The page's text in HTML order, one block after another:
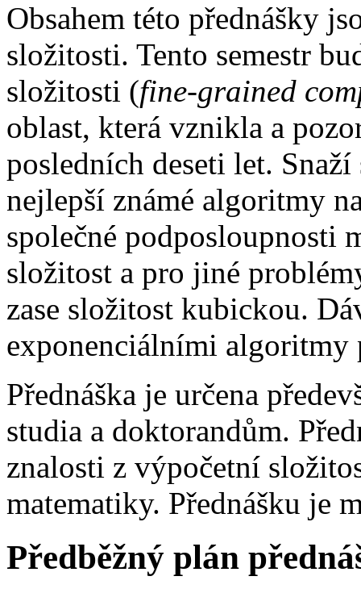
Obsahem této přednášky
složitosti. Tento semestr
složitosti (fine-grained
oblast, která vznikla a
posledních deseti let.
nejlepší známé algoritmy
společné podposloupnosti
složitost a pro jiné
zase složitost kubickou.
exponenciálními algoritmy
Přednáška je určena
studia a doktorandům.
znalosti z výpočetní
matematiky. Přednášku je
Předběžný plán